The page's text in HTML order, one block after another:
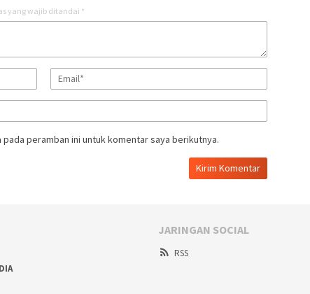
yang wajib ditandai *
peramban ini untuk komentar saya berikutnya.
JARINGAN SOCIAL
RSS